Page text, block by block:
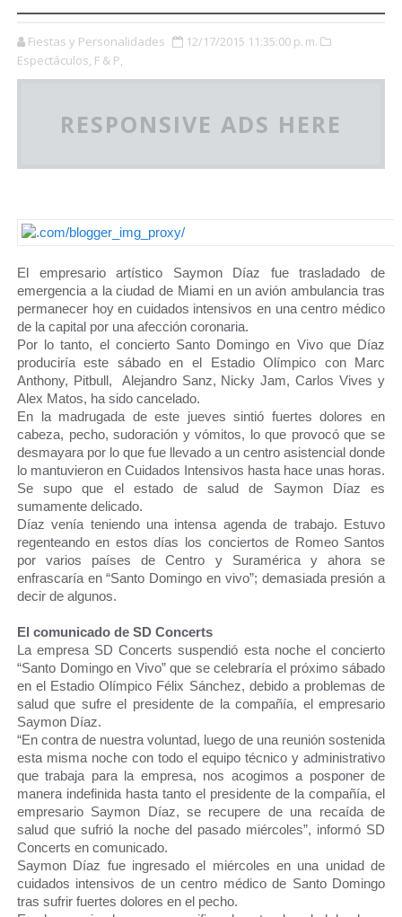
Fiestas y Personalidades
12/17/2015 11:35:00 p. m.
Espectáculos, F & P,
RESPONSIVE ADS HERE
El empresario artístico Saymon Díaz fue trasladado de
emergencia a la ciudad de Miami en un avión ambulancia tras
permanecer hoy en cuidados intensivos en una centro médico
de la capital por una afección coronaria.
Por lo tanto, el concierto Santo Domingo en Vivo que Díaz
produciría este sábado en el Estadio Olímpico con Marc
Anthony, Pitbull, Alejandro Sanz, Nicky Jam, Carlos Vives y
Alex Matos, ha sido cancelado.
En la madrugada de este jueves sintió fuertes dolores en
cabeza, pecho, sudoración y vómitos, lo que provocó que se
desmayara por lo que fue llevado a un centro asistencial donde
lo mantuvieron en Cuidados Intensivos hasta hace unas horas.
Se supo que el estado de salud de Saymon Díaz es
sumamente delicado.
Díaz venía teniendo una intensa agenda de trabajo. Estuvo
regenteando en estos días los conciertos de Romeo Santos
por varios países de Centro y Suramérica y ahora se
enfrascaría en “Santo Domingo en vivo”; demasiada presión a
decir de algunos.
El comunicado de SD Concerts
La empresa SD Concerts suspendió esta noche el concierto
“Santo Domingo en Vivo” que se celebraría el próximo sábado
en el Estadio Olímpico Félix Sánchez, debido a problemas de
salud que sufre el presidente de la compañía, el empresario
Saymon Díaz.
“En contra de nuestra voluntad, luego de una reunión sostenida
esta misma noche con todo el equipo técnico y administrativo
que trabaja para la empresa, nos acogimos a posponer de
manera indefinida hasta tanto el presidente de la compañía, el
empresario Saymon Díaz, se recupere de una recaída de
salud que sufrió la noche del pasado miércoles”, informó SD
Concerts en comunicado.
Saymon Díaz fue ingresado el miércoles en una unidad de
cuidados intensivos de un centro médico de Santo Domingo
tras sufrir fuertes dolores en el pecho.